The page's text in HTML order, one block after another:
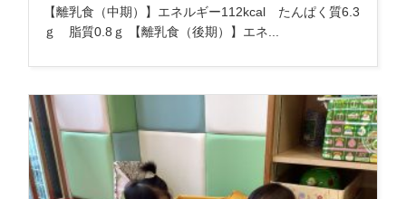
【離乳食（中期）】エネルギー112kcal たんぱく質6.3
ｇ 脂質0.8ｇ 【離乳食（後期）】エネ...